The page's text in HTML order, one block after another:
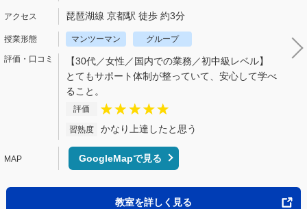
琵琶湖線 京都駅 徒歩 約3分
マンツーマン グループ
【30代／女性／国内での業務／初中級レベル】
とてもサポート体制が整っていて、安心して学べ
ること。
評価
習熟度 かなり上達したと思う
GoogleMapで見る
教室を詳しく見る